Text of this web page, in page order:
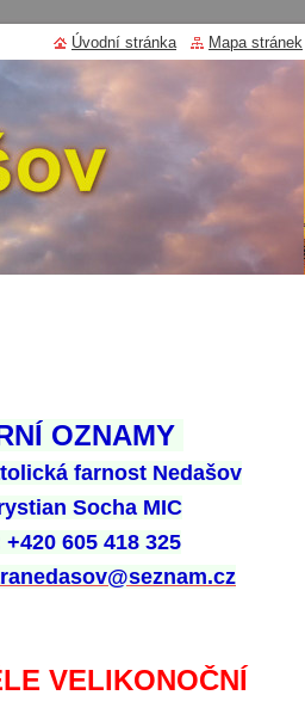
OZNAMY
farnost Nedašov
Socha MIC
+420 605 418 325
VELIKONOČNÍ
Úvodní stránka Mapa stránek